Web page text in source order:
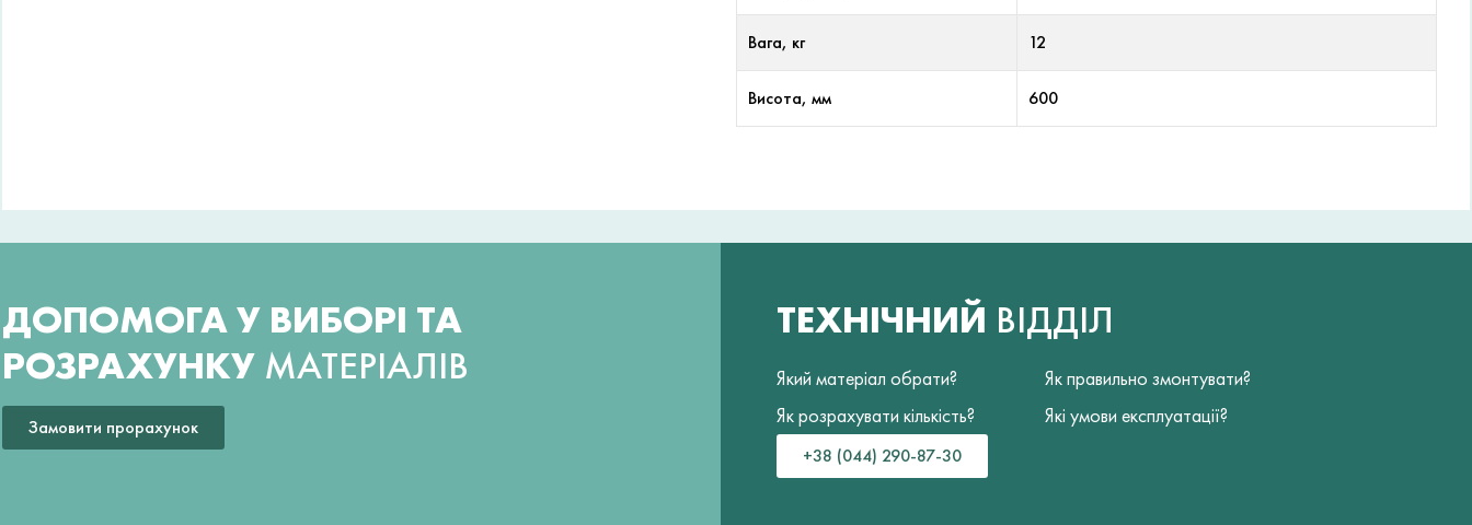
Вага, кг 12
Висота, мм 600
ДОПОМОГА У ВИБОРІ ТА
РОЗРАХУНКУ МАТЕРІАЛІВ
Замовити прорахунок
ТЕХНІЧНИЙ ВІДДІЛ
Який матеріал обрати?
Як розрахувати кількість?
Як правильно змонтувати?
Які умови експлуатації?
+38 (044) 290-87-30